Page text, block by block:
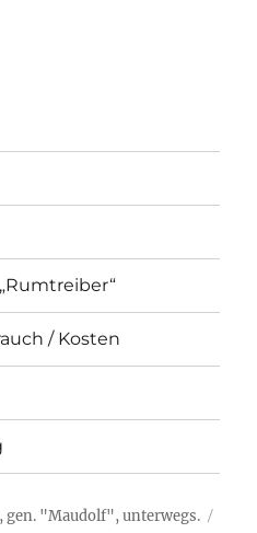
/ Kosten
gen. "Maudolf", unterwegs.